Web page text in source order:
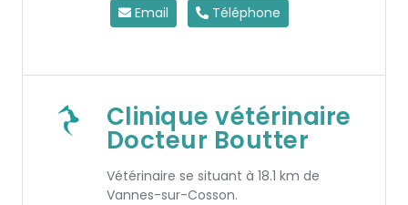
Email Téléphone
Clinique vétérinaire
Docteur Boutter
Vétérinaire se situant à 18.1 km de
Vannes-sur-Cosson.